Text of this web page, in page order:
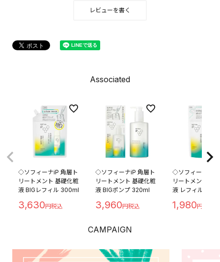
レビューを書く
Associated
◇ソフィーナiP 角層ト
リートメント 基礎化粧
液 BIGレフィル 300ml
3,630
◇ソフィーナiP 角層ト
リートメント 基礎化粧
液 BIGポンプ 320ml
3,960
◇ソフィーナiP
リートメント 基
液 レフィル
1,980
CAMPAIGN